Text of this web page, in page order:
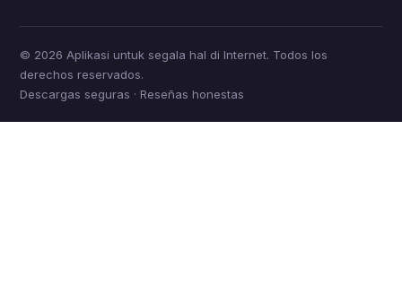
© 2026 Aplikasi untuk segala hal di Internet. Todos los
derechos reservados.
Descargas seguras · Reseñas honestas